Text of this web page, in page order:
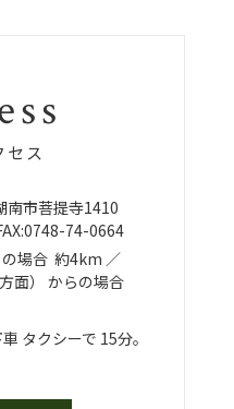
セス
南市菩提寺1410
74-0664
場合 約4km ／
面）
からの場合
タクシーで 15分。